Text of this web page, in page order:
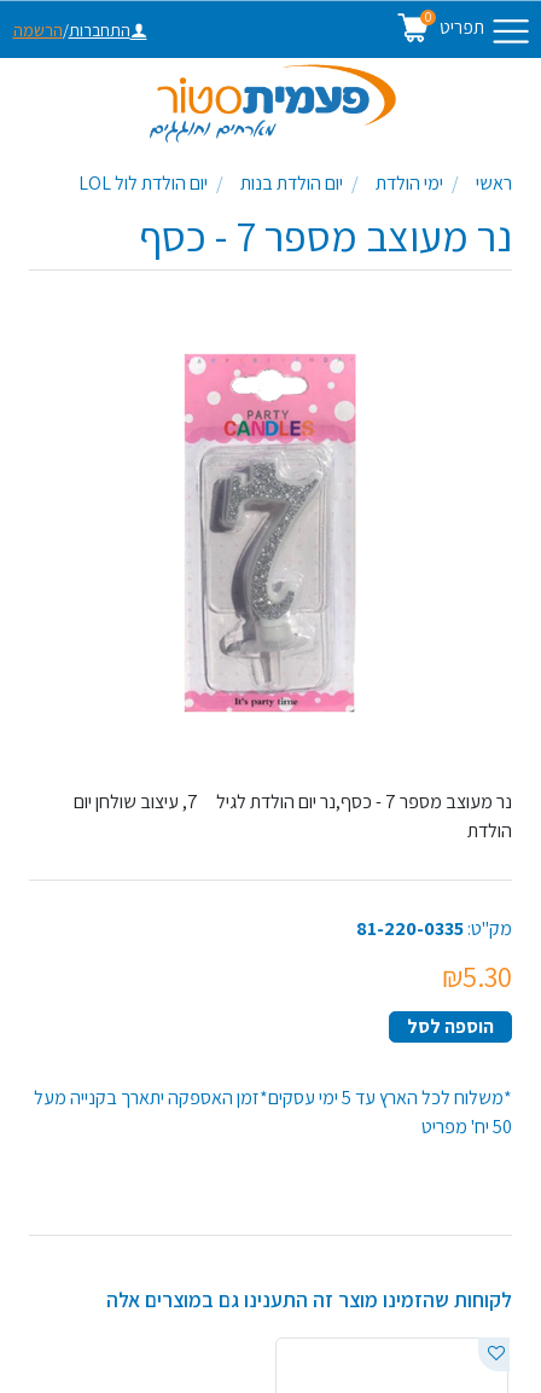
תפריט 0
התחברות/הרשמה
ראשי ימי הולדת יום הולדת בנות יום הולדת לול LOL
נר מעוצב מספר 7 - כסף
נר מעוצב מספר 7 - כסף,נר יום הולדת לגיל 7, עיצוב שולחן יום
הולדת
מק"ט:81-220-0335
₪5.30
הוספה לסל
*משלוח לכל הארץ עד 5 ימי עסקים*זמן האספקה יתארך בקנייה מעל
50 יח' מפריט
לקוחות שהזמינו מוצר זה התענינו גם במוצרים אלה